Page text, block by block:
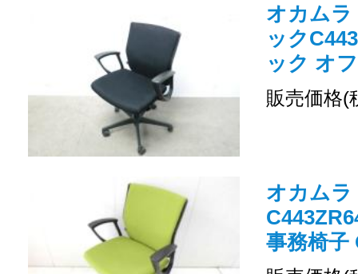
オカム
ック
ック オ
販売価格(
オカム
事務椅子